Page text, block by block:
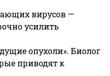
вирусов —
усилить
опухоли». Биолог
приводят к